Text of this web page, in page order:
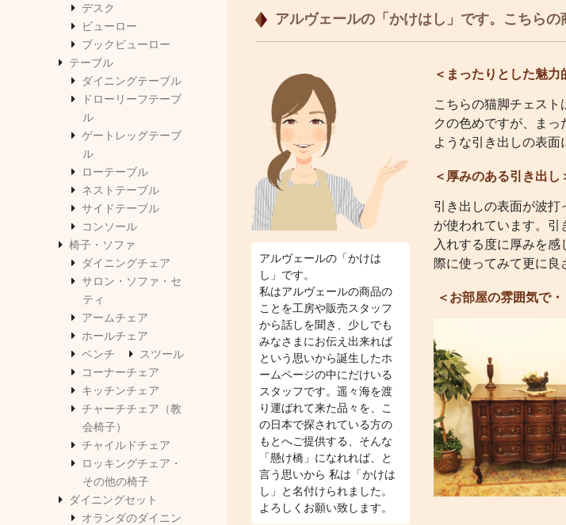
アルヴェールの「かけはし」です。こちらの
アルヴェールの「かけは
し」です。
私はアルヴェールの商品の
ことを工房や販売スタッフ
から話しを聞き、少しでも
みなさまにお伝え出来れば
という思いから誕生したホ
ームページの中にだけいる
スタッフです。遥々海を渡
り運ばれて来た品々を、こ
の日本で探されている方の
もとへご提供する、そんな
「懸け橋」になれれば、と
言う思いから 私は「かけは
し」と名付けられました。
よろしくお願い致します。
＜まったりとした魅力
こちらの猫脚チェス
クの色めですが、ま
ような引き出しの表面
＜厚みのある引き出し
引き出しの表面が波打
が使われています。引
入れする度に厚みを
際に使ってみて更に良
＜お部屋の雰囲気で・
デスク
ビューロー
ブックビューロー
テーブル
ダイニングテーブル
ドローリーフテーブ
ル
ゲートレッグテーブ
ル
ローテーブル
ネストテーブル
サイドテーブル
コンソール
椅子・ソファ
ダイニングチェア
サロン・ソファ・セ
ティ
アームチェア
ホールチェア
ベンチ
スツール
コーナーチェア
キッチンチェア
チャーチチェア（教
会椅子）
チャイルドチェア
ロッキングチェア・
その他の椅子
ダイニングセット
オランダのダイニン